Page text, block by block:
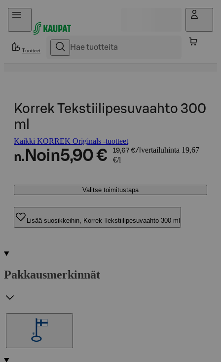
Hyppää sisältöön
Tuotteet
Korrek Tekstiilipesuvaahto 300
ml
Kaikki KORREK Originals -tuotteet
n. Noin5,90 € 19,67 €/l vertailuhinta 19,67
€/l
Valitse toimitustapa
Lisää suosikkeihin, Korrek Tekstiilipesuvaahto 300 ml
Pakkausmerkinnät